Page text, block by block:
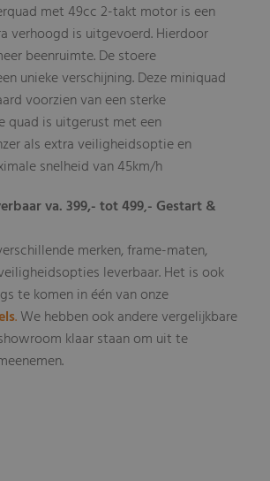
met 49cc 2-takt motor is een
verhoogd is uitgevoerd. Hierdoor
beenruimte. De stoere
unieke verschijning. Deze miniquad
voorzien van een sterke
quad is uitgerust met een
als extra veiligheidsoptie en
snelheid van 45km/h
va. 399,- tot 499,- Gestart &
merken, frame-maten,
leverbaar. Het is ook
te komen in één van onze
.We hebben ook andere vergelijkbare
klaar staan om uit te